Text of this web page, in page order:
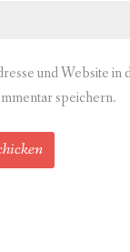
und Website in
speichern.